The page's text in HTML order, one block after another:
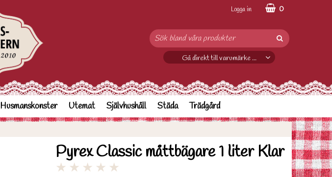
Logga in 0
Gå direkt till varumärke ...
Husmanskonster Utemat Självhushåll Städa Trädgård
Pyrex Classic måttbägare 1 liter Klar
★ ★ ★ ★ ★